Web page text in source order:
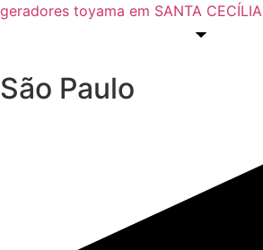
geradores toyama em SANTA CECÍLIA
São Paulo